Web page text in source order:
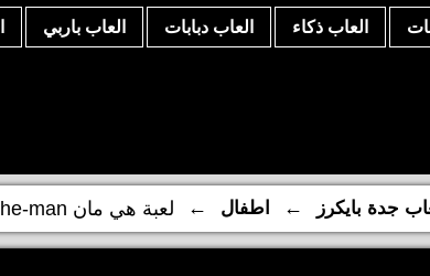
العاب ذكاء العاب دبابات العاب باربي
جدة بايكرز ← اطفال ← لعبة هي مان he-man للاطفال